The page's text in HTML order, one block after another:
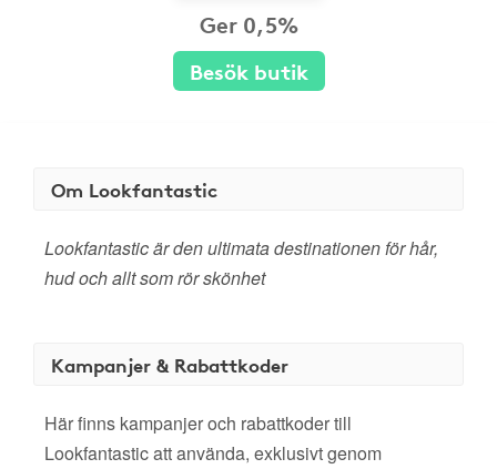
Ger 0,5%
Besök butik
Om Lookfantastic
Lookfantastic är den ultimata destinationen för hår,
hud och allt som rör skönhet
Kampanjer & Rabattkoder
Här finns kampanjer och rabattkoder till
Lookfantastic att använda, exklusivt genom